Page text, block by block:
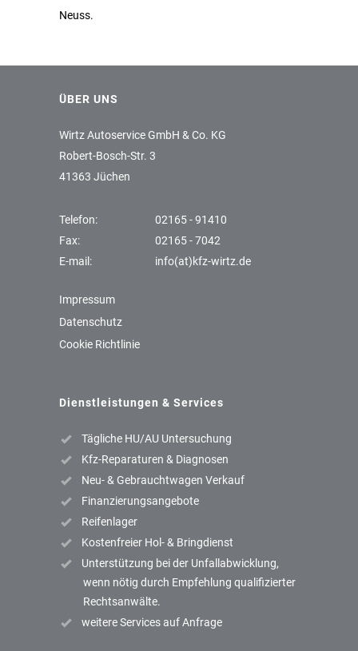
Neuss.
ÜBER UNS
Wirtz Autoservice GmbH & Co. KG
Robert-Bosch-Str. 3
41363 Jüchen
Telefon:
02165 - 91410
Fax:
02165 - 7042
E-mail:
info(at)kfz-wirtz.de
Impressum
Datenschutz
Cookie Richtlinie
Dienstleistungen & Services
Tägliche HU/AU Untersuchung
Kfz-Reparaturen & Diagnosen
Neu- & Gebrauchtwagen Verkauf
Finanzierungsangebote
Reifenlager
Kostenfreier Hol- & Bringdienst
Unterstützung bei der Unfallabwicklung,
wenn nötig durch Empfehlung qualifizierter
Rechtsanwälte.
weitere Services auf Anfrage